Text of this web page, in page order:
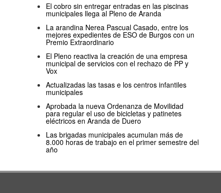
El cobro sin entregar entradas en las piscinas
municipales llega al Pleno de Aranda
La arandina Nerea Pascual Casado, entre los
mejores expedientes de ESO de Burgos con un
Premio Extraordinario
El Pleno reactiva la creación de una empresa
municipal de servicios con el rechazo de PP y
Vox
Actualizadas las tasas e los centros infantiles
municipales
Aprobada la nueva Ordenanza de Movilidad
para regular el uso de bicicletas y patinetes
eléctricos en Aranda de Duero
Las brigadas municipales acumulan más de
8.000 horas de trabajo en el primer semestre del
año